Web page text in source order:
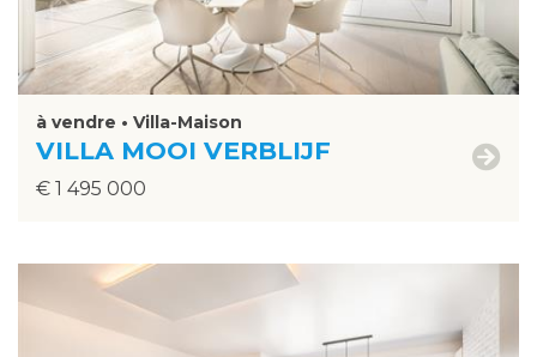
à vendre • Villa-Maison
VILLA MOOI VERBLIJF
€ 1 495 000